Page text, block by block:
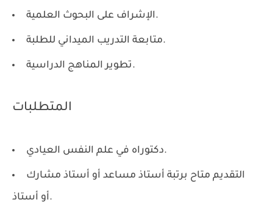
الإشراف على البحوث العلمية.
متابعة التدريب الميداني للطلبة.
تطوير المناهج الدراسية.
المتطلبات
دكتوراه في علم النفس العيادي.
التقديم متاح برتبة أستاذ مساعد أو أستاذ مشارك
أو أستاذ.